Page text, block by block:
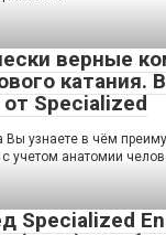
верные
катания.
Specialized
Вы узнаете в чём
учетом анатомии
Specialized